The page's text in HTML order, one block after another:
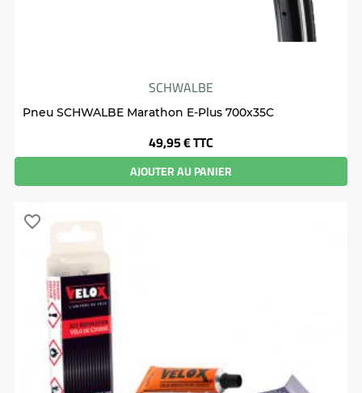
SCHWALBE
Pneu SCHWALBE Marathon E-Plus 700x35C
Prix
49,95 €TTC
AJOUTER AU PANIER
favorite_border